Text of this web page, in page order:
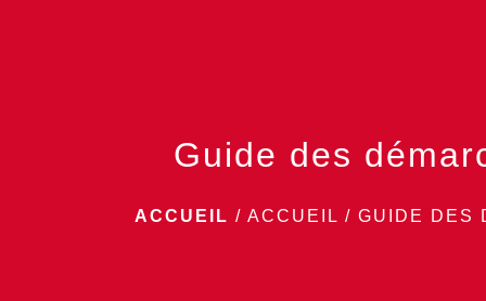
Guide des
ACCUEIL / ACCUEIL / GUIDE DES